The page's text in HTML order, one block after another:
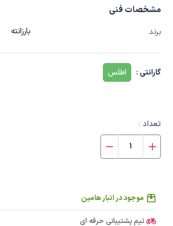
مشخصات فنی
برند بارزانته
گارانتی : اطلس
تعداد :
موجود در انبار هامین
تیم پشتیبانی حرفه ای